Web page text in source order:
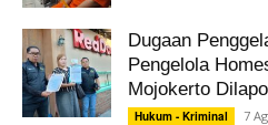
Dugaan
Pengelola
Mojokerto
Hukum - Kriminal 7